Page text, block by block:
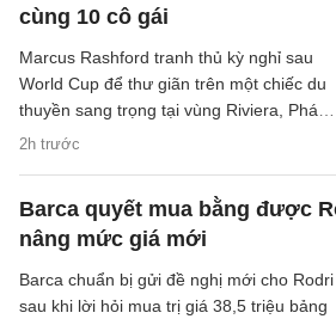
cùng 10 cô gái
2h trước
Marcus Rashford tranh thủ kỳ nghỉ sau
World Cup để thư giãn trên một chiếc du
thuyền sang trọng tại vùng Riviera, Pháp,
cùng 10 người bạn nữ.
Barca quyết mua bằng được
nâng mức giá mới
Barca chuẩn bị gửi đề nghị mới cho Rodri
sau khi lời hỏi mua trị giá 38,5 triệu bảng